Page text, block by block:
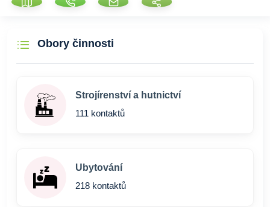
Obory činnosti
Strojírenství a hutnictví
111 kontaktů
Ubytování
218 kontaktů